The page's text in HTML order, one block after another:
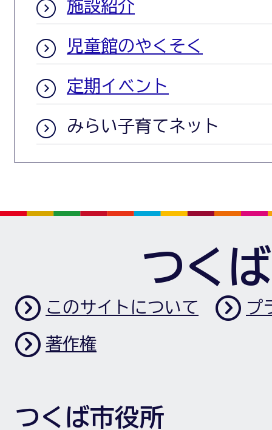
施設紹介
児童館のやくそく
定期イベント
みらい子育てネット
つく
このサイトについて プ
著作権
つくば市役所